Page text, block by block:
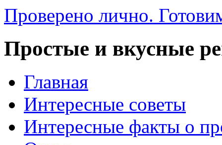
Проверено лично.
Простые и вкусные
Главная
Интересные советы
Интересные факты о